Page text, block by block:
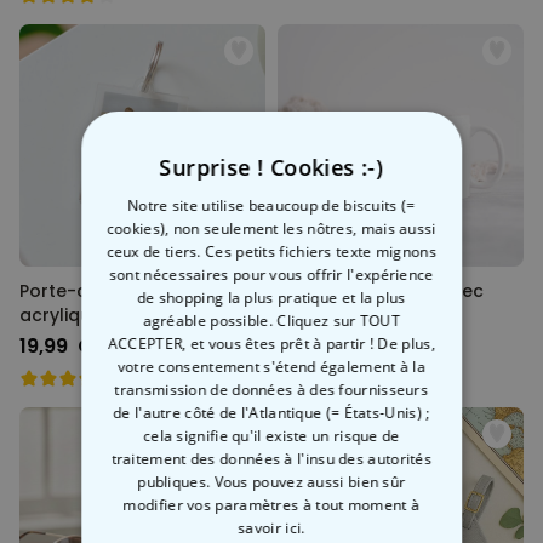
Porte-clés personnalisé en
acrylique avec photo et
chanson
19,99 CHF
Mug personnalisé avec
votre animal de
compagnie
19,99 CHF
Surprise ! Cookies :-)
Notre site utilise beaucoup de biscuits (=
cookies), non seulement les nôtres, mais aussi
ceux de tiers. Ces petits fichiers texte mignons
sont nécessaires pour vous offrir l'expérience
de shopping la plus pratique et la plus
agréable possible. Cliquez sur TOUT
ACCEPTER, et vous êtes prêt à partir ! De plus,
votre consentement s'étend également à la
transmission de données à des fournisseurs
de l'autre côté de l'Atlantique (= États-Unis) ;
cela signifie qu'il existe un risque de
traitement des données à l'insu des autorités
publiques. Vous pouvez aussi bien sûr
modifier vos paramètres à tout momentà
savoir ici.